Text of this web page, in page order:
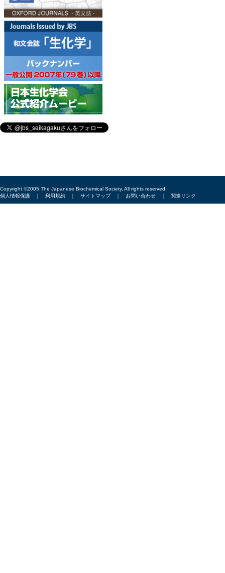
Copyright ©2005 The Japanese Biochemical Society, All rights reserved
個人情報保護 ｜ 利用規約 ｜ サイトマップ｜ お問い合わせ ｜ 関連リンク